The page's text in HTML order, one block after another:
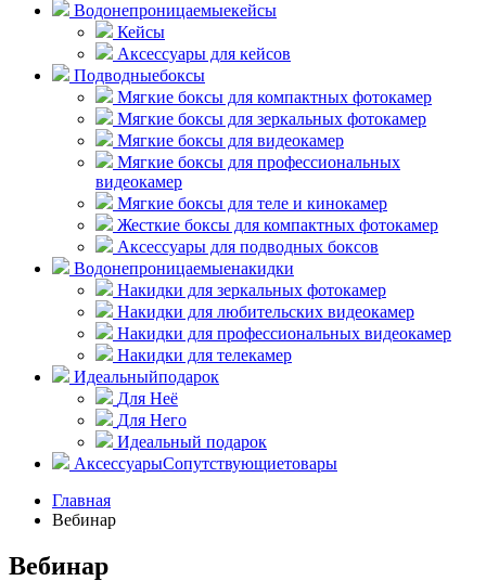
Водонепроницаемыекейсы
Кейсы
Аксессуары для кейсов
Подводныебоксы
Мягкие боксы для компактных фотокамер
Мягкие боксы для зеркальных фотокамер
Мягкие боксы для видеокамер
Мягкие боксы для профессиональных
видеокамер
Мягкие боксы для теле и кинокамер
Жесткие боксы для компактных фотокамер
Аксессуары для подводных боксов
Водонепроницаемыенакидки
Накидки для зеркальных фотокамер
Накидки для любительских видеокамер
Накидки для профессиональных видеокамер
Накидки для телекамер
Идеальныйподарок
Для Неё
Для Него
Идеальный подарок
АксессуарыСопутствующиетовары
Главная
Вебинар
Вебинар